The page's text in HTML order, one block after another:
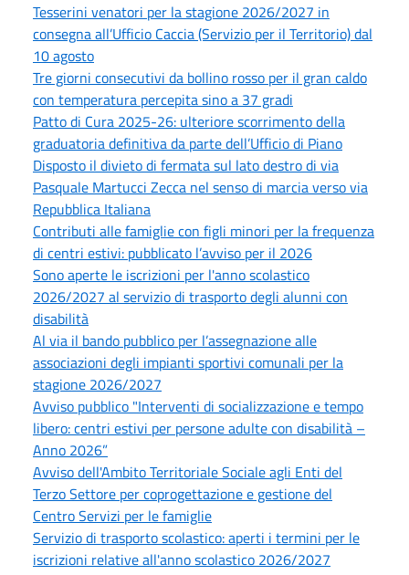
Tesserini venatori per la stagione 2026/2027 in
consegna all’Ufficio Caccia (Servizio per il Territorio) dal
10 agosto
Tre giorni consecutivi da bollino rosso per il gran caldo
con temperatura percepita sino a 37 gradi
Patto di Cura 2025-26: ulteriore scorrimento della
graduatoria definitiva da parte dell’Ufficio di Piano
Disposto il divieto di fermata sul lato destro di via
Pasquale Martucci Zecca nel senso di marcia verso via
Repubblica Italiana
Contributi alle famiglie con figli minori per la frequenza
di centri estivi: pubblicato l’avviso per il 2026
Sono aperte le iscrizioni per l'anno scolastico
2026/2027 al servizio di trasporto degli alunni con
disabilità
Al via il bando pubblico per l’assegnazione alle
associazioni degli impianti sportivi comunali per la
stagione 2026/2027
Avviso pubblico "Interventi di socializzazione e tempo
libero: centri estivi per persone adulte con disabilità –
Anno 2026”
Avviso dell'Ambito Territoriale Sociale agli Enti del
Terzo Settore per coprogettazione e gestione del
Centro Servizi per le famiglie
Servizio di trasporto scolastico: aperti i termini per le
iscrizioni relative all'anno scolastico 2026/2027